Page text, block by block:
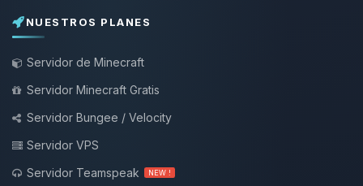
NUESTROS PLANES
Servidor de Minecraft
Servidor Minecraft Gratis
Servidor Bungee / Velocity
Servidor VPS
Servidor Teamspeak
NEW !